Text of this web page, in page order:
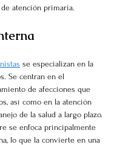
atención primaria.
se especializan en la
Se centran en el
de afecciones que
así como en la atención
de la salud a largo plazo.
se enfoca principalmente
lo que la convierte en una